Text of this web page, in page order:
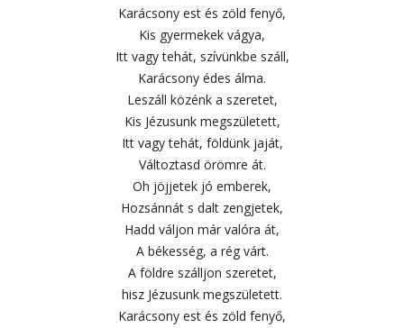
Karácsony est és zöld fenyő,
Kis gyermekek vágya,
Itt vagy tehát, szívünkbe száll,
Karácsony édes álma.
Leszáll közénk a szeretet,
Kis Jézusunk megszületett,
Itt vagy tehát, földünk jaját,
Változtasd örömre át.
Oh jöjjetek jó emberek,
Hozsánnát s dalt zengjetek,
Hadd váljon már valóra át,
A békesség, a rég várt.
A földre szálljon szeretet,
hisz Jézusunk megszületett.
Karácsony est és zöld fenyő,